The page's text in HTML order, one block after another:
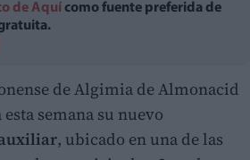
de Aquí como fuente preferida de
de Algimia de Almonacid
semana su nuevo
, ubicado en una de las